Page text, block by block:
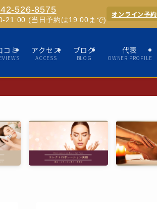
526-8575
21:00 (当日予約は19:00まで)
オンライン予約
コミ アクセス
ACCESS
ブログ
BLOG
代表
OWNER PROFILE